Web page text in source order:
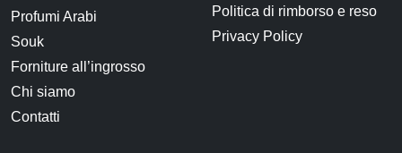
Profumi Arabi
Souk
Forniture all’ingrosso
Chi siamo
Contatti
Politica di rimborso e reso
Privacy Policy